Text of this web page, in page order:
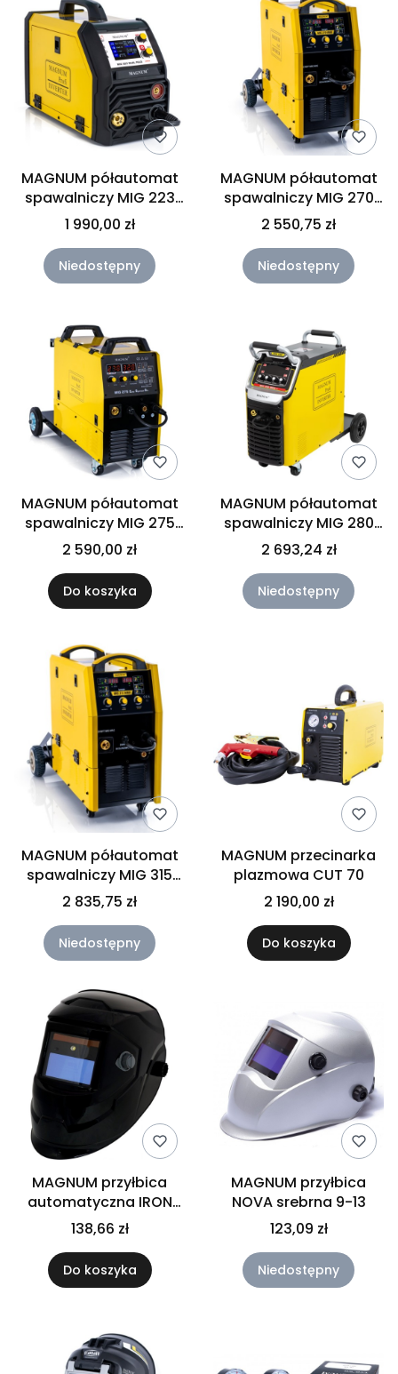
MAGNUM półautomat
spawalniczy MIG 223
DUAL PULS SYNERGIA
1 990,00 zł
Niedostępny
MAGNUM półautomat
spawalniczy MIG 270
MMA SYNERGIA
2 550,75 zł
Niedostępny
MAGNUM półautomat
spawalniczy MIG 275
EASY
2 590,00 zł
Do koszyka
MAGNUM półautomat
spawalniczy MIG 280
MMA V2
2 693,24 zł
Niedostępny
MAGNUM półautomat
spawalniczy MIG 315
SYNERGIA
2 835,75 zł
Niedostępny
MAGNUM przecinarka
plazmowa CUT 70
2 190,00 zł
Do koszyka
MAGNUM przyłbica
automatyczna IRON
LIGHT
138,66 zł
Do koszyka
MAGNUM przyłbica
NOVA srebrna 9-13
123,09 zł
Niedostępny